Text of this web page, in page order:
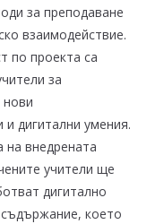
за преподаване
взаимодействие.
по проекта са
за
дигитални умения.
на внедрената
учители ще
дигитално
което